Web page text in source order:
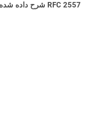
RFC 2557 شرح داده شده است.